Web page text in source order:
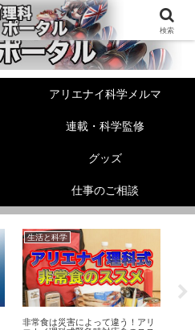
アリエナイ科学メルマ
連載・科学監修
グッズ
仕事のご相談
生活と科学
非常食は災害によって違う！アリ
検索